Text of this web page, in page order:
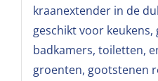
kraanextender in de
geschikt voor
badkamers, toiletten,
groenten, gootstenen